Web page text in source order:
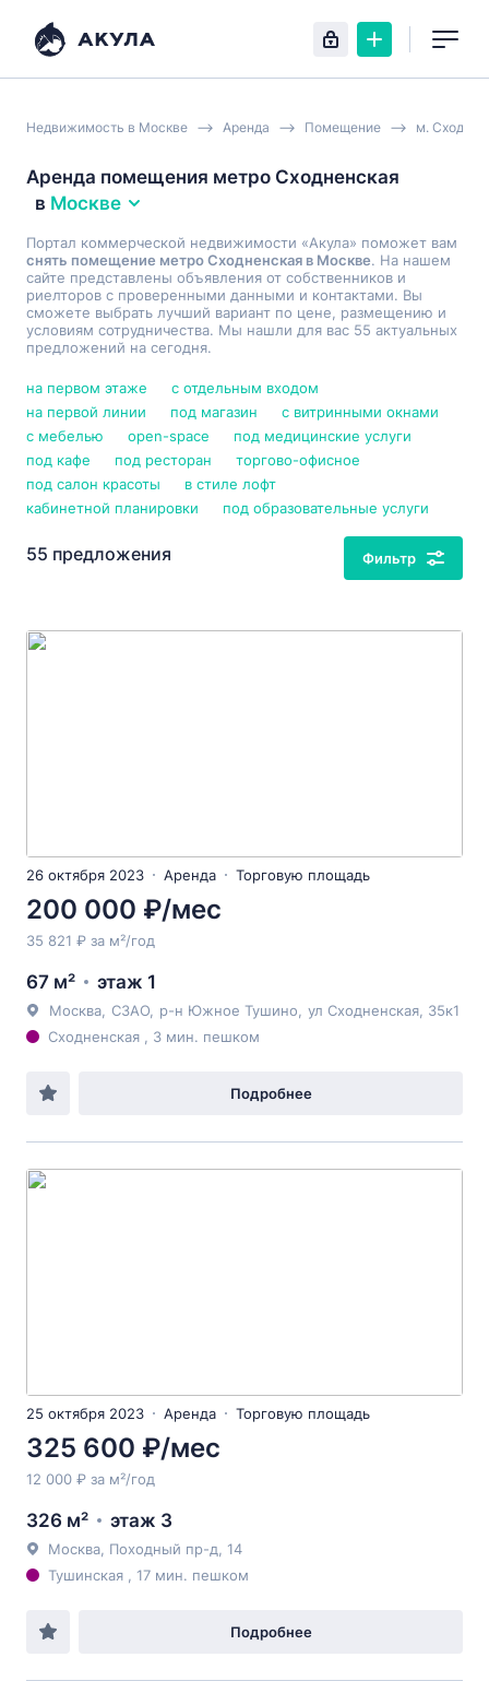
Недвижимость в Москве Аренда Помещение м.
Аренда помещения метро Сходненская
в Москве
Портал коммерческой недвижимости «Акула» поможет вам
снять помещение метро Сходненская в Москве. На нашем
сайте представлены объявления от собственников и
риелторов с проверенными данными и контактами. Вы
сможете выбрать лучший вариант по цене, размещению и
условиям сотрудничества. Мы нашли для вас 55 актуальных
предложений на сегодня.
на первом этаже
с отдельным входом
на первой линии
под магазин
с витринными окнами
с мебелью
open-space
под медицинские услуги
под кафе
под ресторан
торгово-офисное
под салон красоты
в стиле лофт
кабинетной планировки
под образовательные услуги
55 предложения Фильтр
26 октября 2023 Аренда Торговую площадь
200 000 ₽/мес
35 821 ₽ за м²/год
67 м² этаж 1
Москва СЗАО р-н Южное Тушино ул Сходненская , 35к1
Сходненская , 3 мин. пешком
Подробнее
25 октября 2023 Аренда Торговую площадь
325 600 ₽/мес
12 000 ₽ за м²/год
326 м² этаж 3
Москва, Походный пр-д, 14
Тушинская , 17 мин. пешком
Подробнее